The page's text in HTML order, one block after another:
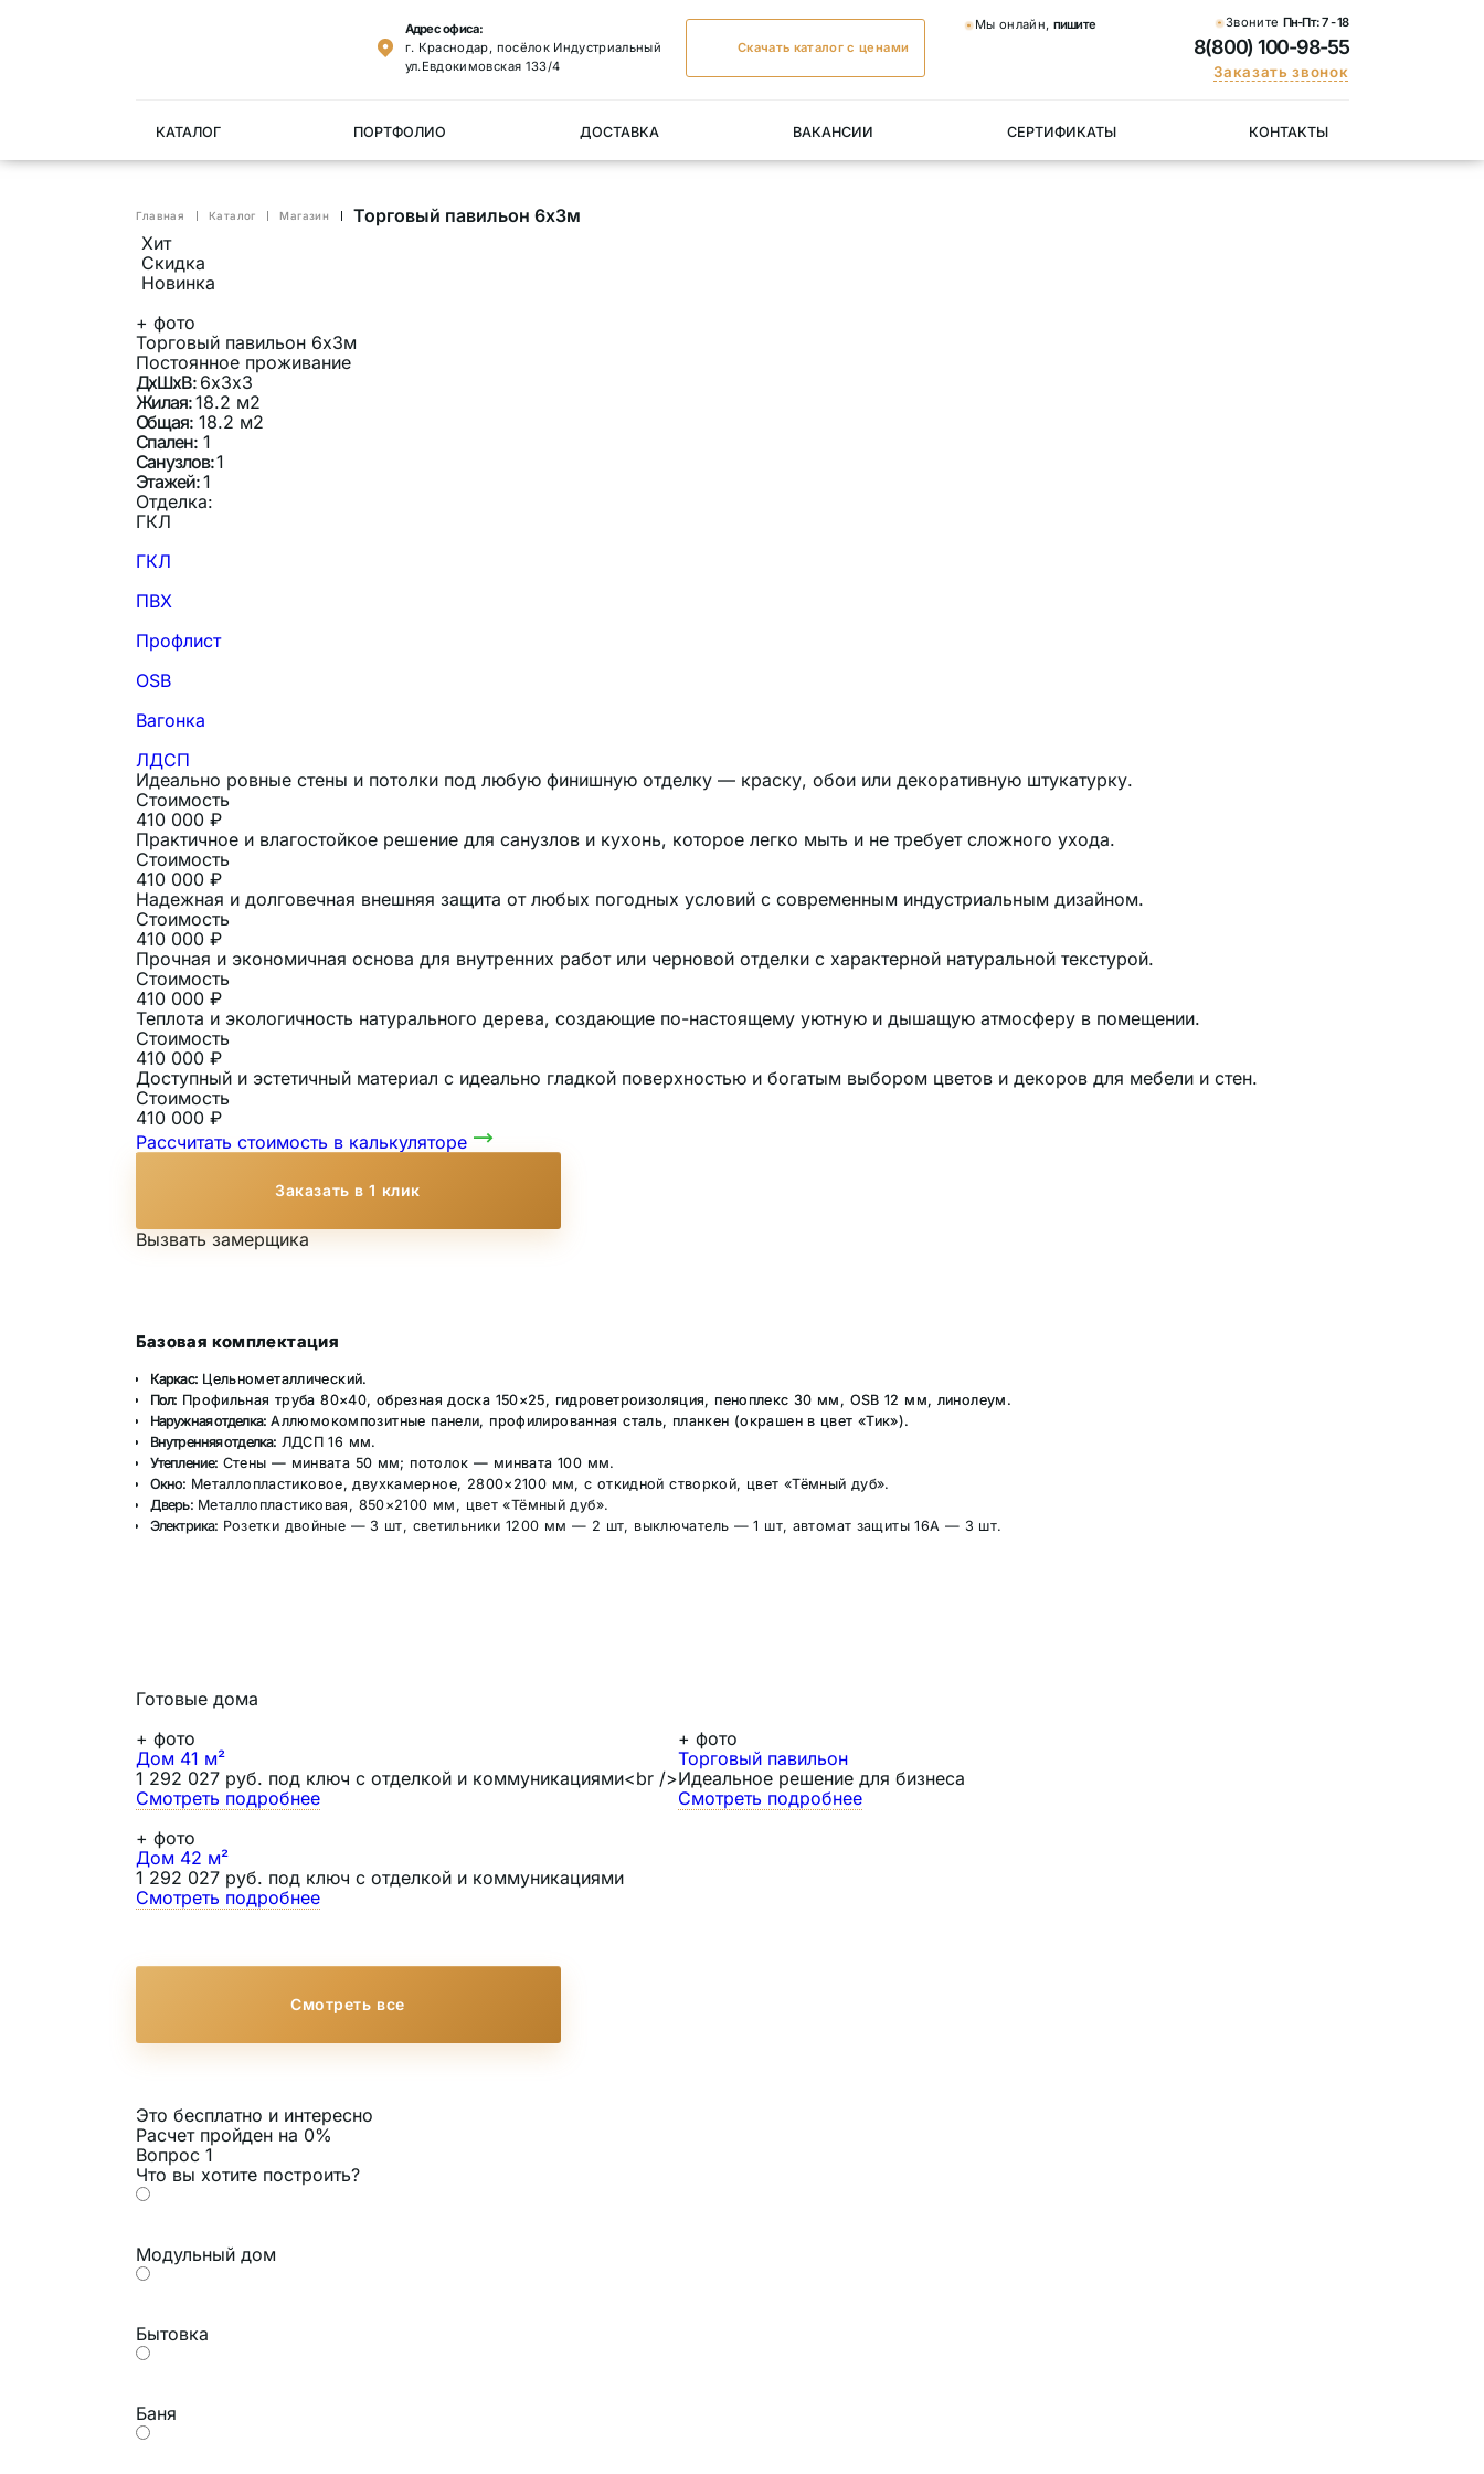
Адрес офиса:
г. Краснодар, посёлок Индустриальный
ул.Евдокимовская 133/4
Скачать каталог с ценами
Мы онлайн, пишите Звоните Пн-Пт:7 - 18
8(800) 100-98-55
Заказать звонок
КАТАЛОГ ПОРТФОЛИО ДОСТАВКА ВАКАНСИИ СЕРТИФИКАТЫ КОНТАКТЫ
Главная Каталог Магазин
Торговый павильон 6х3м
Хит
Скидка
Новинка
+ фото
Торговый павильон 6х3м
Постоянное проживание
ДхШхВ: 6х3х3
Жилая:18.2 м2
Общая:18.2 м2
Спален:1
Санузлов:1
Этажей:1
Отделка:
ГКЛ
ГКЛ
ПВХ
Профлист
OSB
Вагонка
ЛДСП
Идеально ровные стены и потолки под любую финишную отделку — краску, обои или декоративную штукатурку.
Стоимость
410 000 ₽
Практичное и влагостойкое решение для санузлов и кухонь, которое легко мыть и не требует сложного ухода.
Стоимость
410 000 ₽
Надежная и долговечная внешняя защита от любых погодных условий с современным индустриальным дизайном.
Стоимость
410 000 ₽
Прочная и экономичная основа для внутренних работ или черновой отделки с характерной натуральной текстурой.
Стоимость
410 000 ₽
Теплота и экологичность натурального дерева, создающие по-настоящему уютную и дышащую атмосферу в помещении.
Стоимость
410 000 ₽
Доступный и эстетичный материал с идеально гладкой поверхностью и богатым выбором цветов и декоров для мебели и стен.
Стоимость
410 000 ₽
Рассчитать стоимость в калькуляторе
Заказать в 1 клик
Вызвать замерщика
Базовая комплектация
Каркас:Цельнометаллический.
Пол: Профильная труба 80×40, обрезная доска 150×25, гидроветроизоляция, пеноплекс 30 мм, OSB 12 мм, линолеум.
Наружная отделка:Аллюмокомпозитные панели, профилированная сталь, планкен (окрашен в цвет «Тик»).
Внутренняя отделка: ЛДСП 16 мм.
Утепление: Стены — минвата 50 мм; потолок — минвата 100 мм.
Окно: Металлопластиковое, двухкамерное, 2800×2100 мм, с откидной створкой, цвет «Тёмный дуб».
Дверь:Металлопластиковая, 850×2100 мм, цвет «Тёмный дуб».
Электрика: Розетки двойные — 3 шт, светильники 1200 мм — 2 шт, выключатель — 1 шт, автомат защиты 16А — 3 шт.
Готовые дома
+ фото
Дом 41 м²
1 292 027 руб. под ключ с отделкой и коммуникациями<br />
Смотреть подробнее
+ фото
Торговый павильон
Идеальное решение для бизнеса
Смотреть подробнее
+ фото
Дом 42 м²
1 292 027 руб. под ключ с отделкой и коммуникациями
Смотреть подробнее
Смотреть все
Это бесплатно и интересно
Расчет пройден на 0%
Вопрос 1
Что вы хотите построить?
Модульный дом
Бытовка
Баня